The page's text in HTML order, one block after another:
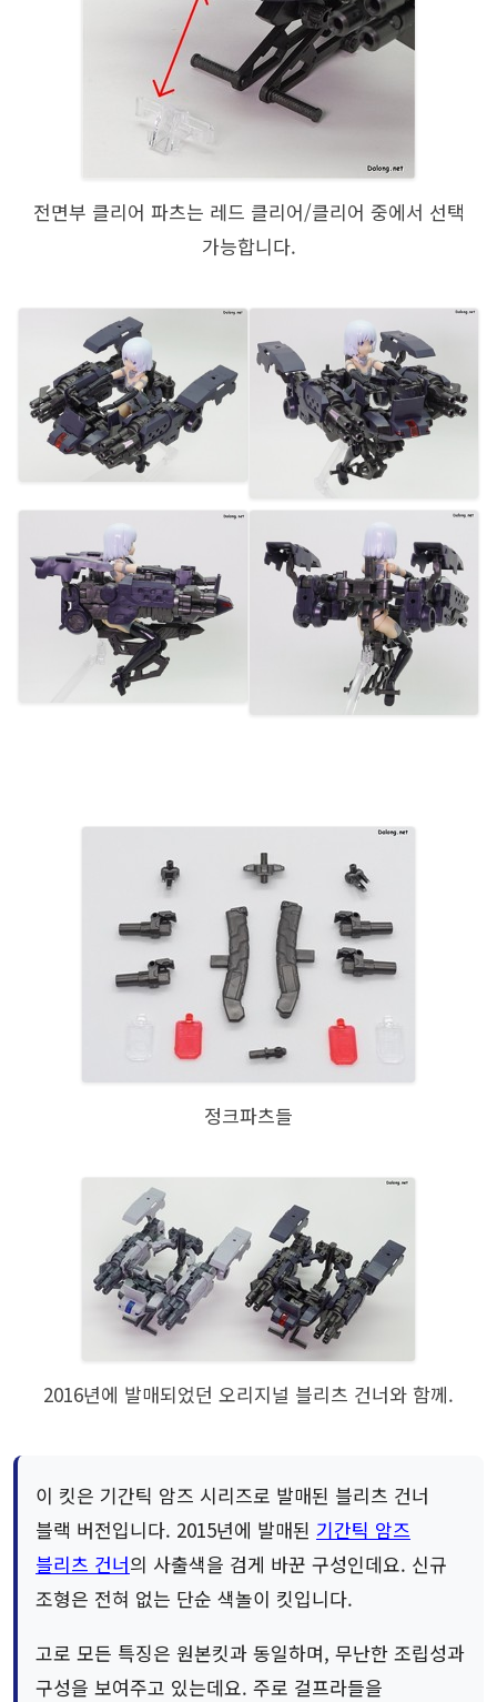
전면부 클리어 파츠는 레드 클리어/클리어 중에서 선택
가능합니다.
정크파츠들
2016년에 발매되었던 오리지널 블리츠 건너와 함께.
이 킷은 기간틱 암즈 시리즈로 발매된 블리츠 건너
블랙 버전입니다. 2015년에 발매된 기간틱 암즈
블리츠 건너의 사출색을 검게 바꾼 구성인데요. 신규
조형은 전혀 없는 단순 색놀이 킷입니다.
고로 모든 특징은 원본킷과 동일하며, 무난한 조립성과
구성을 보여주고 있는데요. 주로 걸프라들을